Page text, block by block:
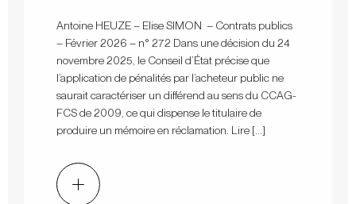
Antoine HEUZE – Elise SIMON – Contrats publics
– Février 2026 – n° 272 Dans une décision du 24
novembre 2025, le Conseil d’État précise que
l’application de pénalités par l’acheteur public ne
saurait caractériser un différend au sens du CCAG-
FCS de 2009, ce qui dispense le titulaire de
produire un mémoire en réclamation. Lire […]